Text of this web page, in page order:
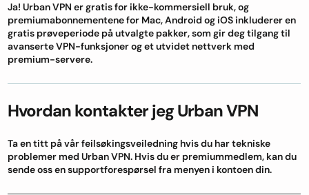
Ja! Urban VPN er gratis for ikke-kommersiell bruk, og
premiumabonnementene for Mac, Android og iOS inkluderer en
gratis prøveperiode på utvalgte pakker, som gir deg tilgang til
avanserte VPN-funksjoner og et utvidet nettverk med
premium-servere.
Hvordan kontakter jeg Urban VPN
Ta en titt på vår feilsøkingsveiledning hvis du har tekniske
problemer med Urban VPN. Hvis du er premiummedlem, kan du
sende oss en supportforespørsel fra menyen i kontoen din.